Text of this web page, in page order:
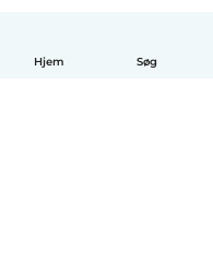
Hjem Søg